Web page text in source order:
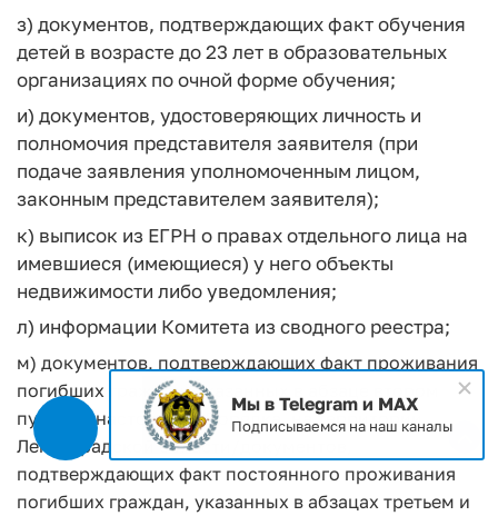
з) документов, подтверждающих факт обучения
детей в возрасте до 23 лет в образовательных
организациях по очной форме обучения;
и) документов, удостоверяющих личность и
полномочия представителя заявителя (при
подаче заявления уполномоченным лицом,
законным представителем заявителя);
к) выписок из ЕГРН о правах отдельного лица на
имевшиеся (имеющиеся) у него объекты
недвижимости либо уведомления;
л) информации Комитета из сводного реестра;
м) документов, подтверждающих факт проживания
погибших граждан, указанных в абзаце втором
пункта 1 настоящего Порядка, на территории
Ленинградской области/документов,
подтверждающих факт постоянного проживания
погибших граждан, указанных в абзацах третьем и
Мы в Telegram и MAX
Подписываемся на наш каналы